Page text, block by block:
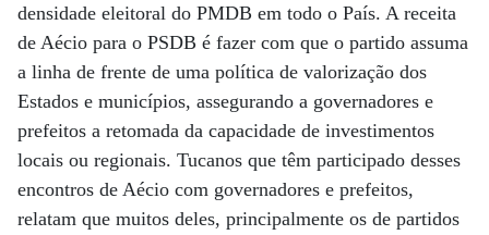
densidade eleitoral do PMDB em todo o País. A receita
de Aécio para o PSDB é fazer com que o partido assuma
a linha de frente de uma política de valorização dos
Estados e municípios, assegurando a governadores e
prefeitos a retomada da capacidade de investimentos
locais ou regionais. Tucanos que têm participado desses
encontros de Aécio com governadores e prefeitos,
relatam que muitos deles, principalmente os de partidos